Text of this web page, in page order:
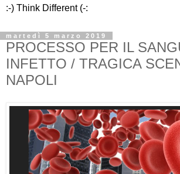
:-) Think Different (-:
martedì 5 marzo 2019
PROCESSO PER IL
INFETTO / TRAGICA
NAPOLI